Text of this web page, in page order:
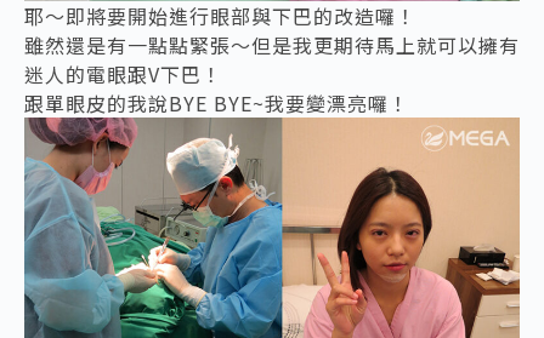
耶～即將要開始進行眼部與下巴的改造囉！
雖然還是有一點點緊張～但是我更期待馬上就可以擁有
迷人的電眼跟V下巴！
跟單眼皮的我說BYE BYE~我要變漂亮囉！